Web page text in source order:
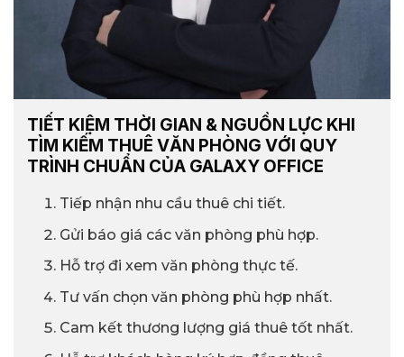
TIẾT KIỆM THỜI GIAN & NGUỒN LỰC KHI
TÌM KIẾM THUÊ VĂN PHÒNG VỚI QUY
TRÌNH CHUẨN CỦA GALAXY OFFICE
Tiếp nhận nhu cầu thuê chi tiết.
Gửi báo giá các văn phòng phù hợp.
Hỗ trợ đi xem văn phòng thực tế.
Tư vấn chọn văn phòng phù hợp nhất.
Cam kết thương lượng giá thuê tốt nhất.